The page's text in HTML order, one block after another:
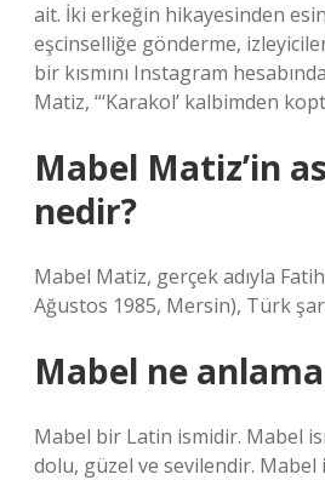
ait. İki erkeğin hikayesinden
eşcinselliğe gönderme,
bir kısmını Instagram
Matiz, “‘Karakol’ kalbimden
Mabel Matiz’in
nedir?
Mabel Matiz, gerçek adıyla
Ağustos 1985, Mersin), Türk
Mabel ne
Mabel bir Latin ismidir. Mabel
dolu, güzel ve sevilendir. Mabel